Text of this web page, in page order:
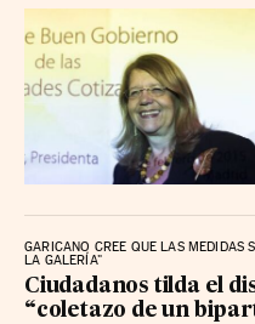
GARICANO CREE QUE LAS MEDIDAS
LA GALERÍA"
Ciudadanos tilda el
“coletazo de un